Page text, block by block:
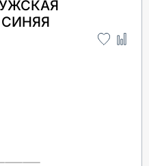
СИНЯЯ